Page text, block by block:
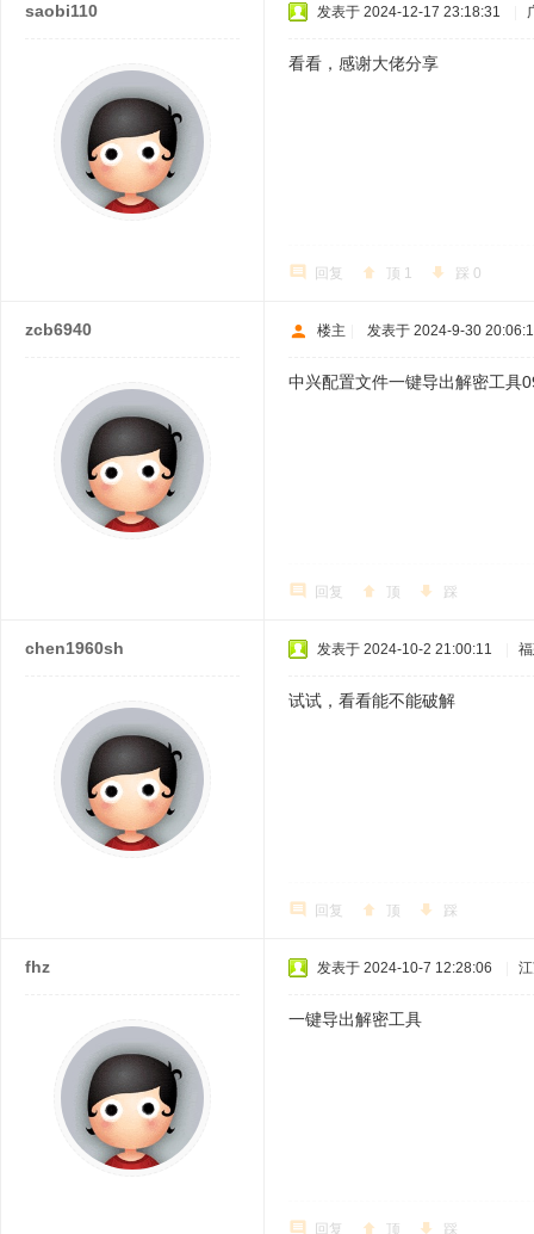
saobi110 发表于 2024-12-17 23:18:31
看看，感谢大佬分享
回复 顶 1 踩 0
zcb6940 楼主 发表于 2024-9-30
中兴配置文件一键导出解密工具
回复 顶 踩
chen1960sh 发表于 2024-10-2 21:00:11
试试，看看能不能破解
回复 顶 踩
fhz 发表于 2024-10-7 12:28:06
一键导出解密工具
回复 顶 踩